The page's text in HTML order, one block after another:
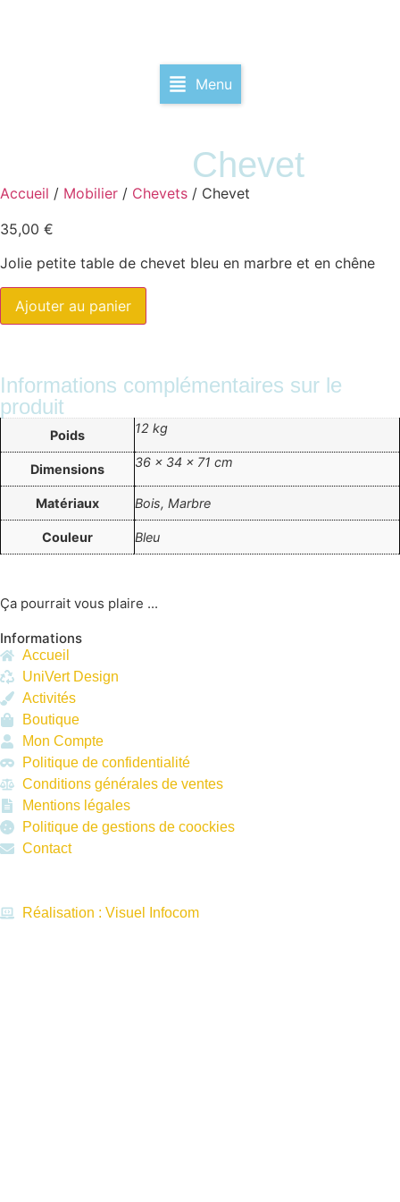
Menu
Chevet
Accueil / Mobilier / Chevets / Chevet
35,00 €
Jolie petite table de chevet bleu en marbre et en chêne
Ajouter au panier
Informations complémentaires sur le
produit
Poids 12 kg
Dimensions 36 × 34 × 71 cm
Matériaux Bois, Marbre
Couleur Bleu
Ça pourrait vous plaire ...
Informations
Accueil
UniVert Design
Activités
Boutique
Mon Compte
Politique de confidentialité
Conditions générales de ventes
Mentions légales
Politique de gestions de coockies
Contact
Réalisation : Visuel Infocom